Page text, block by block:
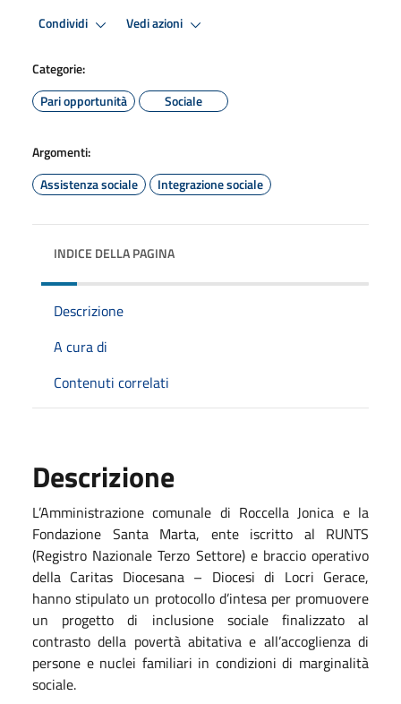
Condividi Vedi azioni
Categorie:
Pari opportunità
Sociale
Argomenti:
Assistenza sociale
Integrazione sociale
INDICE DELLA PAGINA
Descrizione
A cura di
Contenuti correlati
Descrizione
L’Amministrazione comunale di Roccella Jonica e la
Fondazione Santa Marta, ente iscritto al RUNTS
(Registro Nazionale Terzo Settore) e braccio operativo
della Caritas Diocesana – Diocesi di Locri Gerace,
hanno stipulato un protocollo d’intesa per promuovere
un progetto di inclusione sociale finalizzato al
contrasto della povertà abitativa e all’accoglienza di
persone e nuclei familiari in condizioni di marginalità
sociale.